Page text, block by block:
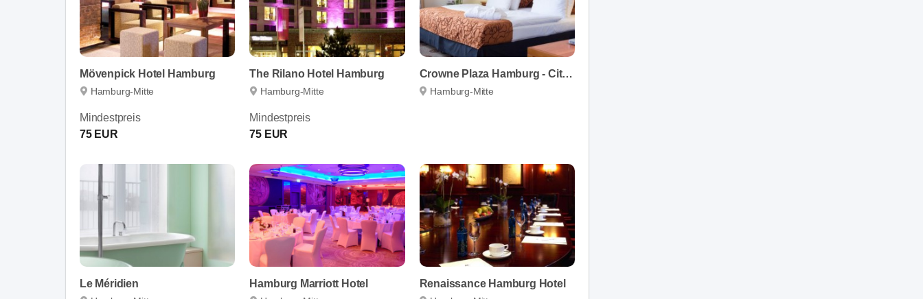
Mövenpick Hotel Hamburg
Hamburg-Mitte
Mindestpreis
75 EUR
The Rilano Hotel Hamburg
Hamburg-Mitte
Mindestpreis
75 EUR
Crowne Plaza Hamburg - City Alster
Hamburg-Mitte
Le Méridien Hamburg Marriott Hotel Renaissance Hamburg Hotel